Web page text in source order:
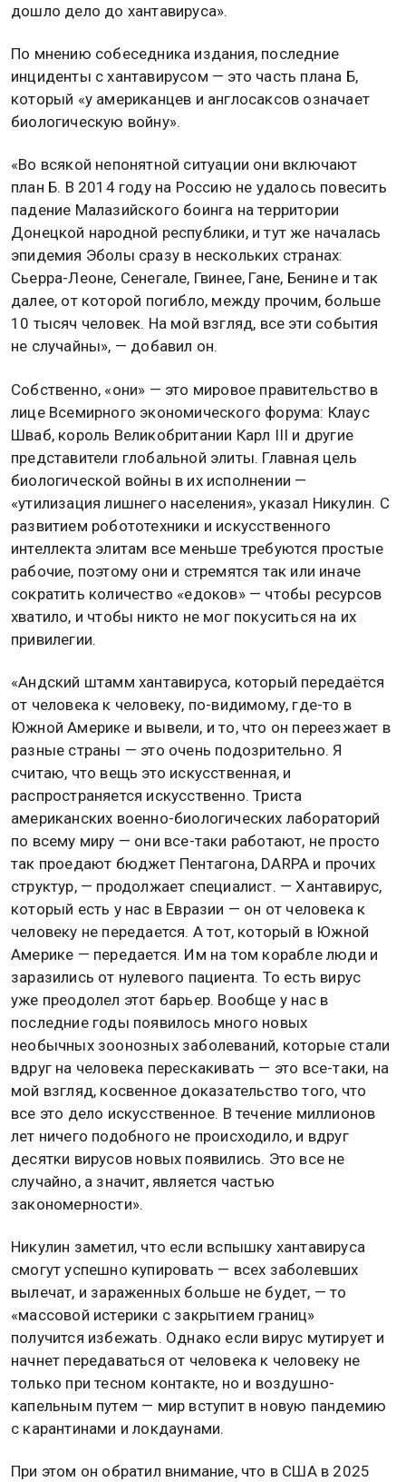
дошло дело до хантавируса».
По мнению собеседника издания, последние
инциденты с хантавирусом — это часть плана Б,
который «у американцев и англосаксов означает
биологическую войну».
«Во всякой непонятной ситуации они включают
план Б. В 2014 году на Россию не удалось повесить
падение Малазийского боинга на территории
Донецкой народной республики, и тут же началась
эпидемия Эболы сразу в нескольких странах:
Сьерра-Леоне, Сенегале, Гвинее, Гане, Бенине и так
далее, от которой погибло, между прочим, больше
10 тысяч человек. На мой взгляд, все эти события
не случайны», — добавил он.
Собственно, «они» — это мировое правительство в
лице Всемирного экономического форума: Клаус
Шваб, король Великобритании Карл III и другие
представители глобальной элиты. Главная цель
биологической войны в их исполнении —
«утилизация лишнего населения», указал Никулин. С
развитием робототехники и искусственного
интеллекта элитам все меньше требуются простые
рабочие, поэтому они и стремятся так или иначе
сократить количество «едоков» — чтобы ресурсов
хватило, и чтобы никто не мог покуситься на их
привилегии.
«Андский штамм хантавируса, который передаётся
от человека к человеку, по-видимому, где-то в
Южной Америке и вывели, и то, что он переезжает в
разные страны — это очень подозрительно. Я
считаю, что вещь это искусственная, и
распространяется искусственно. Триста
американских военно-биологических лабораторий
по всему миру — они все-таки работают, не просто
так проедают бюджет Пентагона, DARPA и прочих
структур, — продолжает специалист. — Хантавирус,
который есть у нас в Евразии — он от человека к
человеку не передается. А тот, который в Южной
Америке — передается. Им на том корабле люди и
заразились от нулевого пациента. То есть вирус
уже преодолел этот барьер. Вообще у нас в
последние годы появилось много новых
необычных зоонозных заболеваний, которые стали
вдруг на человека перескакивать — это все-таки, на
мой взгляд, косвенное доказательство того, что
все это дело искусственное. В течение миллионов
лет ничего подобного не происходило, и вдруг
десятки вирусов новых появились. Это все не
случайно, а значит, является частью
закономерности».
Никулин заметил, что если вспышку хантавируса
смогут успешно купировать — всех заболевших
вылечат, и зараженных больше не будет, — то
«массовой истерики с закрытием границ»
получится избежать. Однако если вирус мутирует и
начнет передаваться от человека к человеку не
только при тесном контакте, но и воздушно-
капельным путем — мир вступит в новую пандемию
с карантинами и локдаунами.
При этом он обратил внимание, что в США в 2025